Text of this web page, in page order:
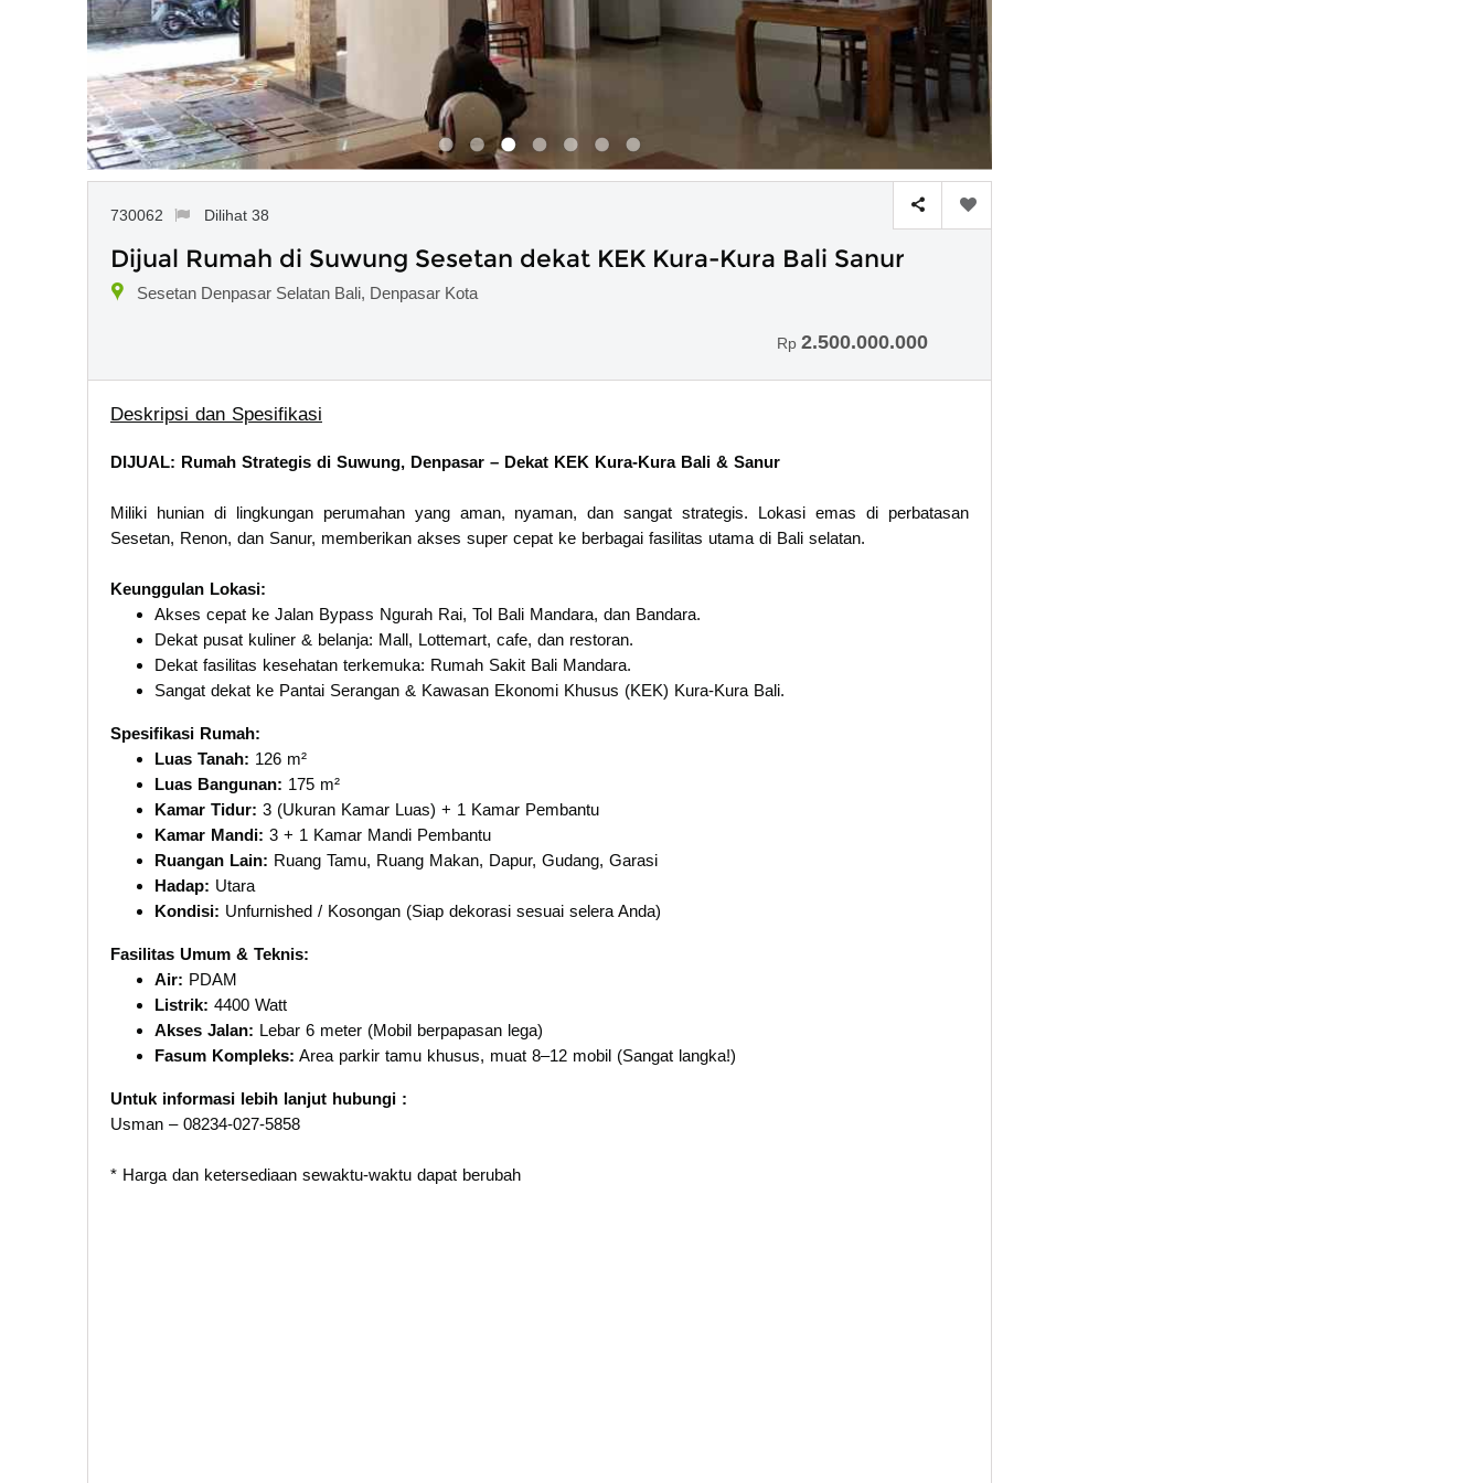
730062 Dilihat 38
Dijual Rumah di Suwung Sesetan dekat KEK Kura-Kura Bali Sanur
Sesetan Denpasar Selatan Bali, Denpasar Kota
Rp 2.500.000.000
Deskripsi dan Spesifikasi
DIJUAL: Rumah Strategis di Suwung, Denpasar – Dekat KEK Kura-Kura Bali & Sanur
Miliki hunian di lingkungan perumahan yang aman, nyaman, dan sangat strategis. Lokasi emas di perbatasan
Sesetan, Renon, dan Sanur, memberikan akses super cepat ke berbagai fasilitas utama di Bali selatan.
Keunggulan Lokasi:
Akses cepat ke Jalan Bypass Ngurah Rai, Tol Bali Mandara, dan Bandara.
Dekat pusat kuliner & belanja: Mall, Lottemart, cafe, dan restoran.
Dekat fasilitas kesehatan terkemuka: Rumah Sakit Bali Mandara.
Sangat dekat ke Pantai Serangan & Kawasan Ekonomi Khusus (KEK) Kura-Kura Bali.
Spesifikasi Rumah:
Luas Tanah: 126 m²
Luas Bangunan: 175 m²
Kamar Tidur: 3 (Ukuran Kamar Luas) + 1 Kamar Pembantu
Kamar Mandi: 3 + 1 Kamar Mandi Pembantu
Ruangan Lain: Ruang Tamu, Ruang Makan, Dapur, Gudang, Garasi
Hadap: Utara
Kondisi: Unfurnished / Kosongan (Siap dekorasi sesuai selera Anda)
Fasilitas Umum & Teknis:
Air: PDAM
Listrik: 4400 Watt
Akses Jalan: Lebar 6 meter (Mobil berpapasan lega)
Fasum Kompleks: Area parkir tamu khusus, muat 8–12 mobil (Sangat langka!)
Untuk informasi lebih lanjut hubungi :
Usman – 08234-027-5858
* Harga dan ketersediaan sewaktu-waktu dapat berubah